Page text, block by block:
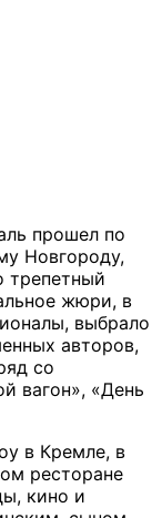
прошел по
Новгороду,
трепетный
жюри, в
выбрало
авторов,
со
вагон», «День
в Кремле, в
ресторане
кино и